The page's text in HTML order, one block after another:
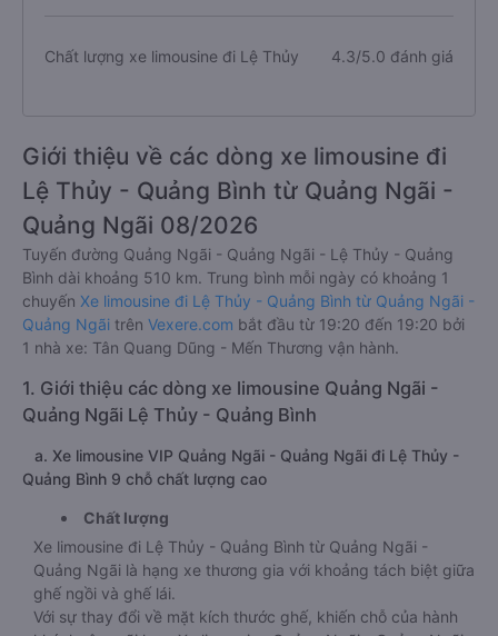
Chất lượng xe limousine đi Lệ Thủy 4.3/5.0 đánh giá
Giới thiệu về các dòng xe limousine đi
Lệ Thủy - Quảng Bình từ Quảng Ngãi -
Quảng Ngãi 08/2026
Tuyến đường Quảng Ngãi - Quảng Ngãi - Lệ Thủy - Quảng
Bình dài khoảng 510 km. Trung bình mỗi ngày có khoảng 1
chuyến Xe limousine đi Lệ Thủy - Quảng Bình từ Quảng Ngãi -
Quảng Ngãi trên Vexere.com bắt đầu từ 19:20 đến 19:20 bởi
1 nhà xe: Tân Quang Dũng - Mến Thương vận hành.
1. Giới thiệu các dòng xe limousine Quảng Ngãi -
Quảng Ngãi Lệ Thủy - Quảng Bình
a. Xe limousine VIP Quảng Ngãi - Quảng Ngãi đi Lệ Thủy -
Quảng Bình 9 chỗ chất lượng cao
Chất lượng
Xe limousine đi Lệ Thủy - Quảng Bình từ Quảng Ngãi -
Quảng Ngãi là hạng xe thương gia với khoảng tách biệt giữa
ghế ngồi và ghế lái.
Với sự thay đổi về mặt kích thước ghế, khiến chỗ của hành